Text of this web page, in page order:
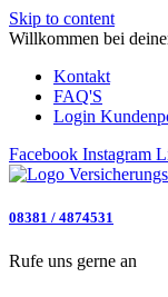
Skip to content
Willkommen bei
Kontakt
FAQ'S
Login
Facebook Instagram
08381 / 4874531
Rufe uns gerne an